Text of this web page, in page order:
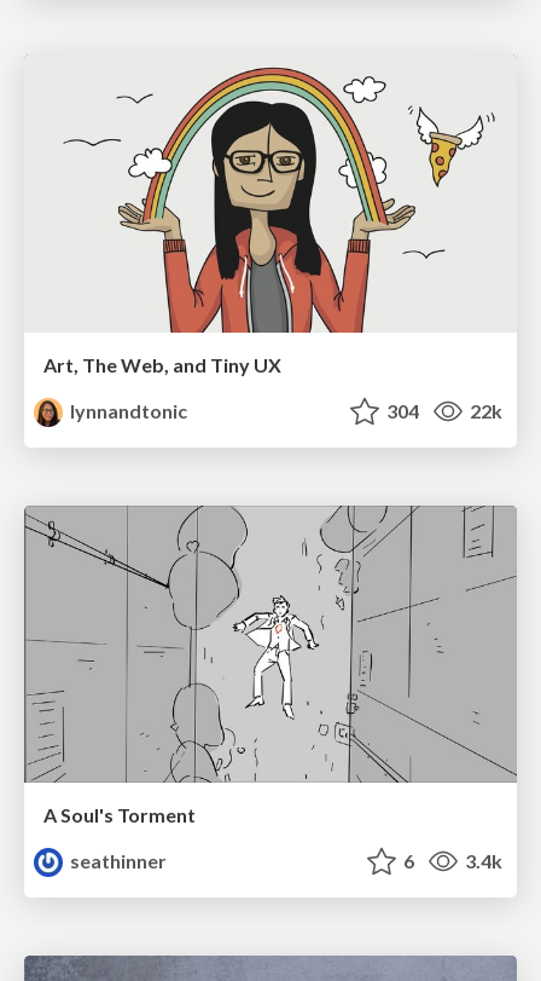
Art, The Web, and Tiny UX
lynnandtonic
304 22k
A Soul's Torment
seathinner
6 3.4k